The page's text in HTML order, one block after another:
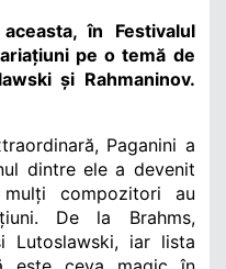
în Festivalul
pe o temă de
și Rahmaninov.
Paganini a
dintre ele a devenit
compozitori au
De la Brahms,
Lutoslawski, iar lista